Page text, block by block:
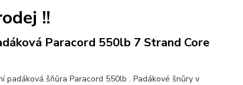
!!
Paracord 550lb 7 Strand Core
padáková šňůra Paracord 550lb . Padákové šnůry v